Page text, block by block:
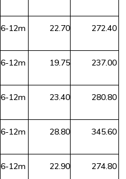
6-12m 22.70 272.40
6-12m 19.75 237.00
6-12m 23.40 280.80
6-12m 28.80 345.60
6-12m 22.90 274.80